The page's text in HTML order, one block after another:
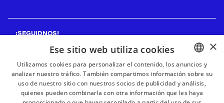
¡SEGUIDNOS!
¡RECIBE NUESTROS BOLETINES!
BASQUE
FRENCH
×
Ese sitio web utiliza cookies
Utilizamos cookies para personalizar el contenido, los anuncios y
analizar nuestro tráfico. También compartimos información sobre su
uso de nuestro sitio con nuestros socios de publicidad y análisis,
quienes pueden combinarla con otra información que les haya